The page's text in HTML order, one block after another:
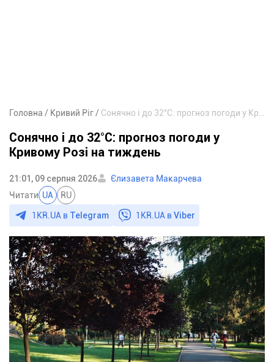
Головна Кривий Ріг
Сонячно і до 32°С: прогноз погоди у
Кривому Розі на тиждень
21:01, 09 серпня 2026
Єлизавета Макарчева
Читати UA RU
1KR.UA в Telegram 1KR.UA вViber